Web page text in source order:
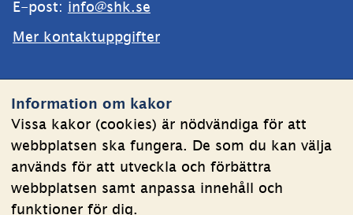
Information om kakor
Vissa kakor (cookies) är nödvändiga för att
webbplatsen ska fungera. De som du kan välja
används för att utveckla och förbättra
webbplatsen samt anpassa innehåll och
funktioner för dig.
E-post: info@shk.se
Mer kontaktuppgifter
Om kakor
Behandling av personuppgifter
Tillgänglighetsredogörelse